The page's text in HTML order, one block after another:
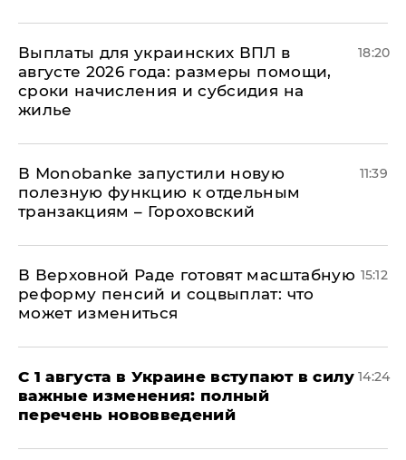
Выплаты для украинских ВПЛ в
августе 2026 года: размеры помощи,
сроки начисления и субсидия на
жилье
18:20
В Мonobankе запустили новую
полезную функцию к отдельным
транзакциям – Гороховский
11:39
В Верховной Раде готовят масштабную
реформу пенсий и соцвыплат: что
может измениться
15:12
С 1 августа в Украине вступают в силу
важные изменения: полный
перечень нововведений
14:24